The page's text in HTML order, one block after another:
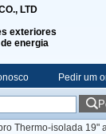
LTD
exteriores
energia
Pedir um
Thermo-isolada